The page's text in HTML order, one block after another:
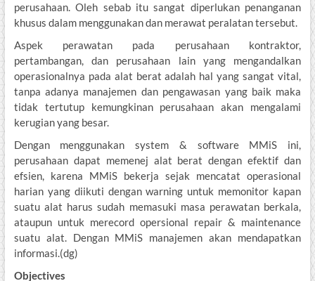
perusahaan. Oleh sebab itu sangat diperlukan penanganan
khusus dalam menggunakan dan merawat peralatan tersebut.
Aspek perawatan pada perusahaan kontraktor,
pertambangan, dan perusahaan lain yang mengandalkan
operasionalnya pada alat berat adalah hal yang sangat vital,
tanpa adanya manajemen dan pengawasan yang baik maka
tidak tertutup kemungkinan perusahaan akan mengalami
kerugian yang besar.
Dengan menggunakan system & software MMiS ini,
perusahaan dapat memenej alat berat dengan efektif dan
efsien, karena MMiS bekerja sejak mencatat operasional
harian yang diikuti dengan warning untuk memonitor kapan
suatu alat harus sudah memasuki masa perawatan berkala,
ataupun untuk merecord opersional repair & maintenance
suatu alat. Dengan MMiS manajemen akan mendapatkan
informasi.(dg)
Objectives